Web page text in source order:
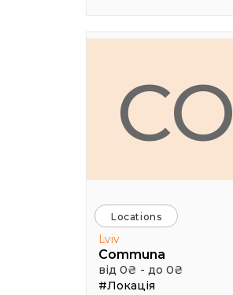
CO
Locations
Lviv
Communa
від 0₴ - до 0₴
#Локація